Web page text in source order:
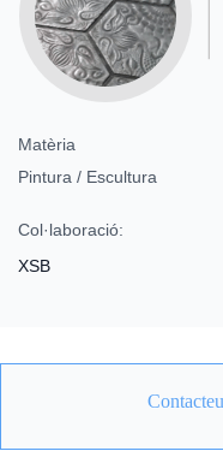
Matèria
Pintura / Escultura
Col·laboració:
XSB